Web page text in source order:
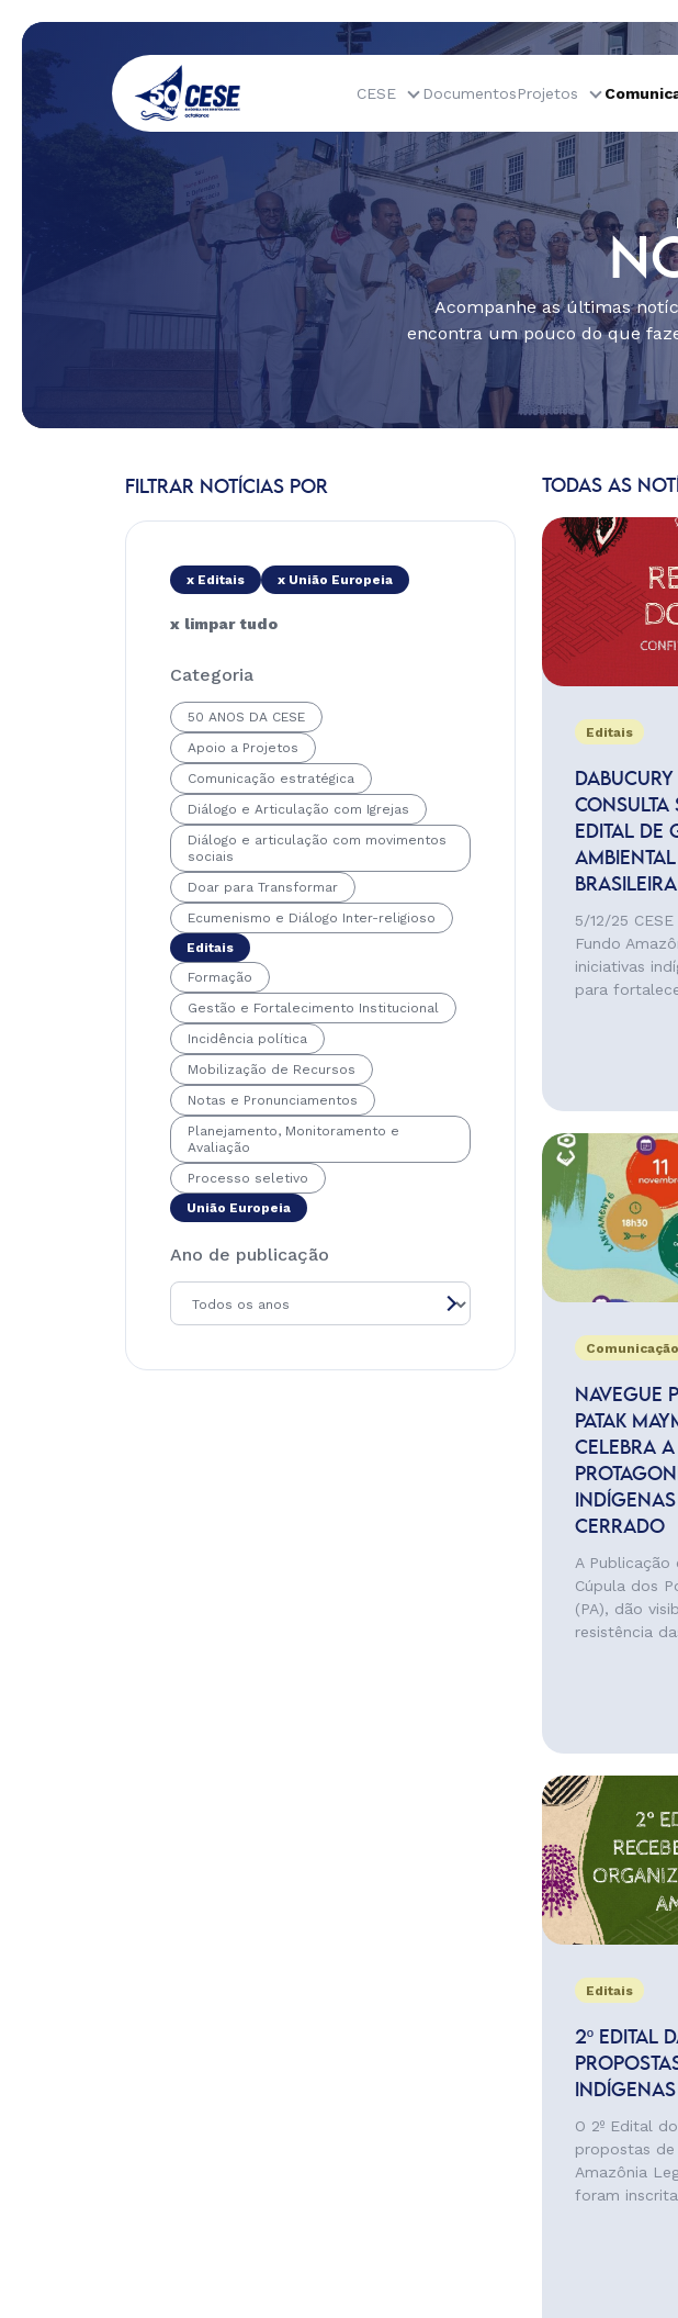
CESE DocumentosProjetos
Acompanhe as últimas
encontra um pouco do que
FILTRAR NOTÍCIAS POR
x Editais x União Europeia
x limpar tudo
Categoria
50 ANOS DA CESE
Apoio a Projetos
Comunicação estratégica
Diálogo e Articulação com Igrejas
Diálogo e articulação com movimentos
sociais
Doar para Transformar
Ecumenismo e Diálogo Inter-religioso
Editais
Formação
Gestão e Fortalecimento Institucional
Incidência política
Mobilização de Recursos
Notas e Pronunciamentos
Planejamento, Monitoramento e
Avaliação
Processo seletivo
União Europeia
Ano de publicação
TODAS AS
Editais
CONSULTA
EDITAL DE
BRASILEIRA
5/12/25
Fundo
iniciativas
para
NAVEGUE
PATAK
CELEBRA
CERRADO
A Publicação
Cúpula dos
(PA), dão
resistência
Editais
2º EDITAL
O 2º Edital
propostas de
Amazônia
foram